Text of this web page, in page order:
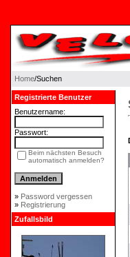
Home/Suchen
Registrierte Benutzer
Benutzername:
Passwort:
Beim nächsten Besuch
automatisch anmelden?
» Password vergessen
» Registrierung
Zufallsbild